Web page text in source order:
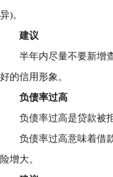
异)。
建议
半年内尽量不要新增
好的信用形象。
负债率过高
负债率过高是贷款被
负债率过高意味着借
险增大。